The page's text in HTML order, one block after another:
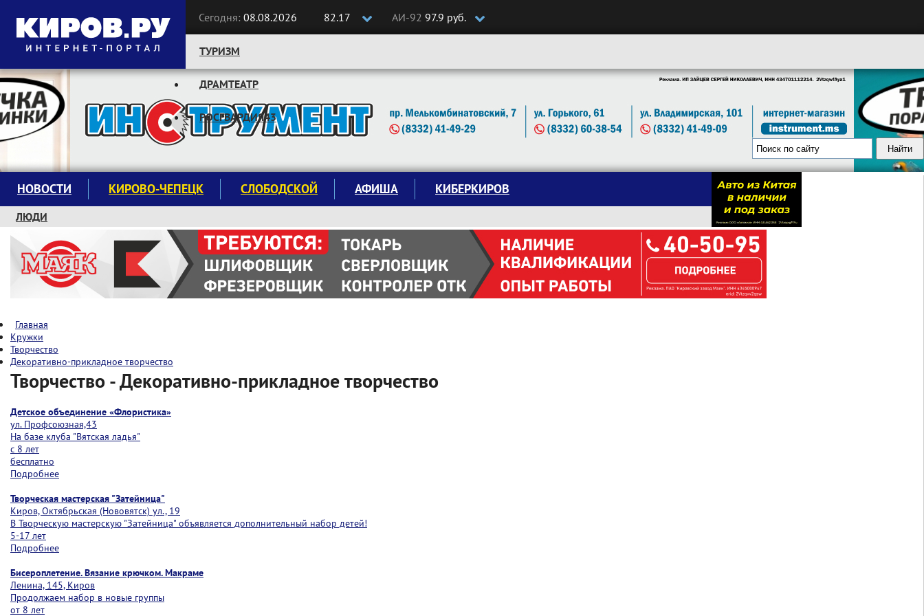
Сегодня: 08.08.2026 82.17 АИ-92 97.9 руб.
Следите за новостями:
ТУРИЗМ
ДРАМТЕАТР
РОСГВАРДИЯ43
НОВОСТИ КИРОВО-ЧЕПЕЦК СЛОБОДСКОЙ АФИША КИБЕРКИРОВ
ЛЮДИ
КРУЖКИ И СЕКЦИИ
ЗАВОДУ "МАЯК" 85 ЛЕТ
ЭКОЛОГИЯ
Главная
Кружки
Творчество
Декоративно-прикладное творчество
Творчество - Декоративно-прикладное творчество
Детское объединение «Флористика»
ул. Профсоюзная,43
На базе клуба "Вятская ладья"
с 8 лет
бесплатно
Подробнее
Творческая мастерская "Затейница"
Киров, Октябрьская (Нововятск) ул., 19
В Творческую мастерскую "Затейница" объявляется дополнительный набор детей!
5-17 лет
Подробнее
Бисероплетение. Вязание крючком. Макраме
Ленина, 145, Киров
Продолжаем набор в новые группы
от 8 лет